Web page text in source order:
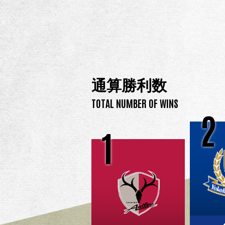
通算勝利数
TOTAL NUMBER OF WINS
1 2